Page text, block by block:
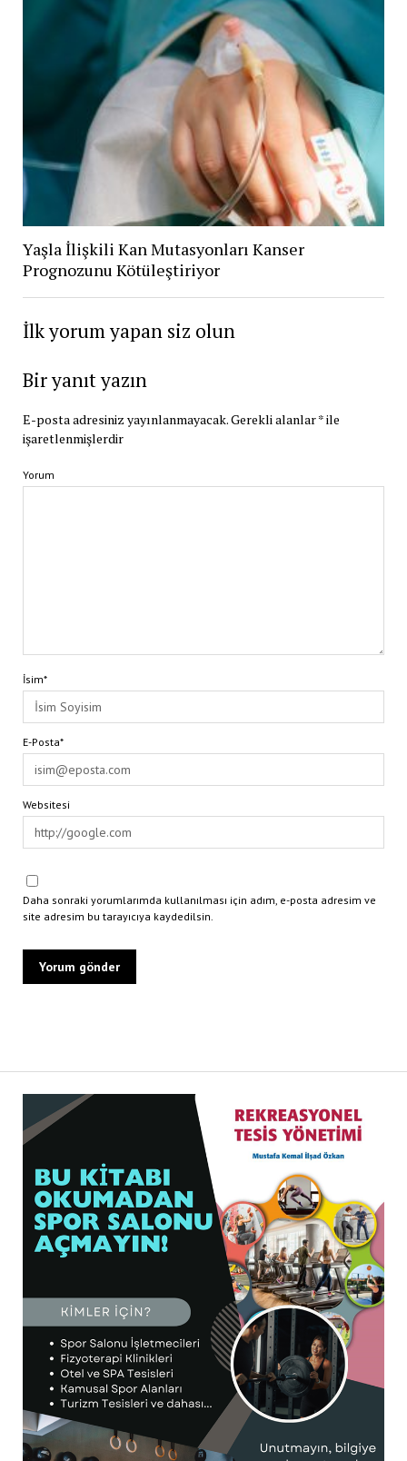
Yaşla İlişkili Kan Mutasyonları Kanser
Prognozunu Kötüleştiriyor
İlk yorum yapan siz olun
Bir yanıt yazın
E-posta adresiniz yayınlanmayacak.Gerekli alanlar*ile
işaretlenmişlerdir
Yorum
İsim*
E-Posta*
Websitesi
Daha sonraki yorumlarımda kullanılması için adım, e-posta adresim ve
site adresim bu tarayıcıya kaydedilsin.